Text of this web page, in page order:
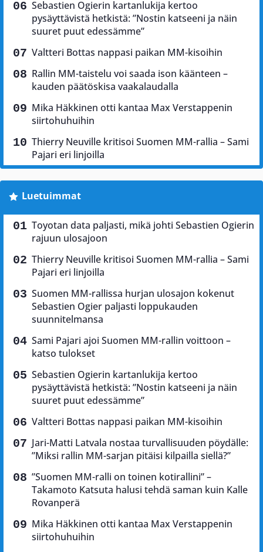
Sebastien Ogierin kartanlukija kertoo
pysäyttävistä hetkistä: ”Nostin katseeni ja näin
suuret puut edessämme”
Valtteri Bottas nappasi paikan MM-kisoihin
Rallin MM-taistelu voi saada ison käänteen –
kauden päätöskisa vaakalaudalla
Mika Häkkinen otti kantaa Max Verstappenin
siirtohuhuihin
Thierry Neuville kritisoi Suomen MM-rallia – Sami
Pajari eri linjoilla
Luetuimmat
Toyotan data paljasti, mikä johti Sebastien Ogierin
rajuun ulosajoon
Thierry Neuville kritisoi Suomen MM-rallia – Sami
Pajari eri linjoilla
Suomen MM-rallissa hurjan ulosajon kokenut
Sebastien Ogier paljasti loppukauden
suunnitelmansa
Sami Pajari ajoi Suomen MM-rallin voittoon –
katso tulokset
Sebastien Ogierin kartanlukija kertoo
pysäyttävistä hetkistä: ”Nostin katseeni ja näin
suuret puut edessämme”
Valtteri Bottas nappasi paikan MM-kisoihin
Jari-Matti Latvala nostaa turvallisuuden pöydälle:
”Miksi rallin MM-sarjan pitäisi kilpailla siellä?”
”Suomen MM-ralli on toinen kotirallini” –
Takamoto Katsuta halusi tehdä saman kuin Kalle
Rovanperä
Mika Häkkinen otti kantaa Max Verstappenin
siirtohuhuihin